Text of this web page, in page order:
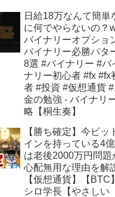
日給18万なんて簡単
に何でやらないの？
バイナリーオプショ
バイナリー必勝パタ
8選 #バイナリー #バ
ナリー初心者 #fx #fx
者 #投資 #仮想通貨 #
金の勉強 - バイナリ
略【桐生奏】
【勝ち確定】今ビッ
インを持っている4億
は老後2000万円問題
心配無用な理由を解
【仮想通貨】【BTC
シロ学長【やさしい